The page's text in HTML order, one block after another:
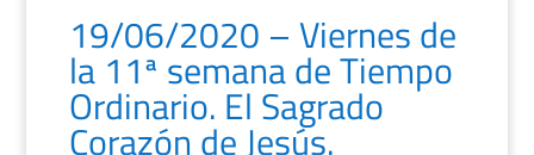
19/06/2020 – Viernes de
la 11ª semana de Tiempo
Ordinario. El Sagrado
Corazón de Jesús.